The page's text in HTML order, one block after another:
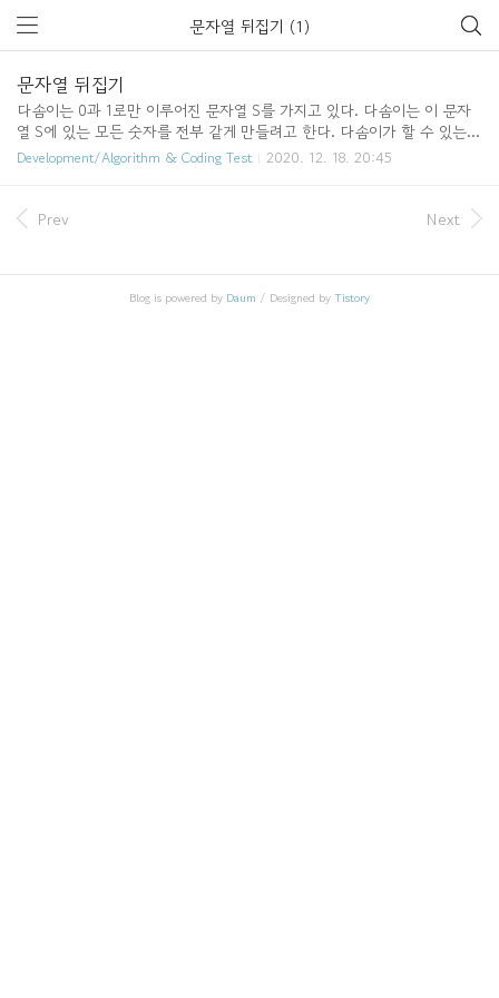
문자열 뒤집기 (1)
문자열 뒤집기
다솜이는 0과 1로만 이루어진 문자열 S를 가지고 있다. 다솜이는 이 문자
열 S에 있는 모든 숫자를 전부 같게 만들려고 한다. 다솜이가 할 수 있는
행동은 S에서 연속된 하나 이상의 숫자를 잡고 모두 뒤집는 것이다. 뒤집는
으면 1111111이 되어서 2번 만에 모두 같은 숫자로 만들 수 있다. 하지만,
구현 아래는 파이..
Development/Algorithm & Coding Test 2020. 12. 18. 20:45
Prev Next
Blog is powered by Daum / Designed byTistory